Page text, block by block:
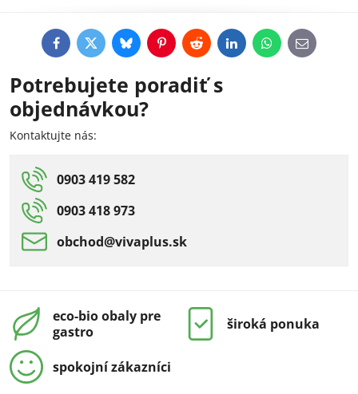
FacebookTwitterBlueskyPinterestRedditLinkedInWhatsApp
E-
mail
Potrebujete poradiť s
objednávkou?
Kontaktujte nás:
0903 419 582
0903 418 973
obchod​@vivaplus​.sk
eco-bio obaly pre
gastro
široká ponuka
spokojní zákazníci